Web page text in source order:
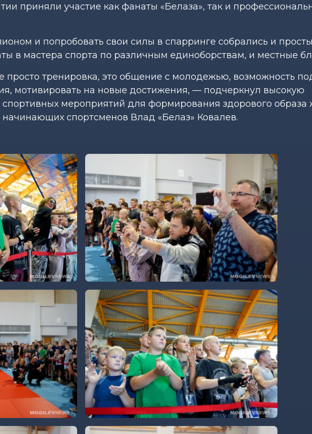
приняли участие как фанаты «Белаза», так и
и попробовать свои силы в спарринге собрались и
в мастера спорта по различным единоборствам, и местные
тренировка, это общение с молодежью, возможность
мотивировать на новые достижения, — подчеркнул высокую
мероприятий для формирования здорового образа
спортсменов Влад «Белаз» Ковалев.